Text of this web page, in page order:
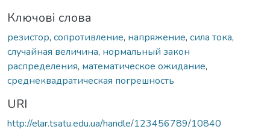
Ключові слова
резистор, сопротивление, напряжение, сила тока,
случайная величина, нормальный закон
распределения, математическое ожидание,
среднеквадратическая погрешность
URI
http://elar.tsatu.edu.ua/handle/123456789/10840